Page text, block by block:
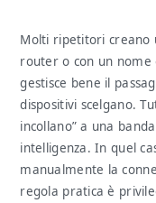
Molti ripetitori creano
router o con un nome
gestisce bene il
dispositivi scelgano.
incollano” a una
intelligenza. In quel
manualmente la
regola pratica è